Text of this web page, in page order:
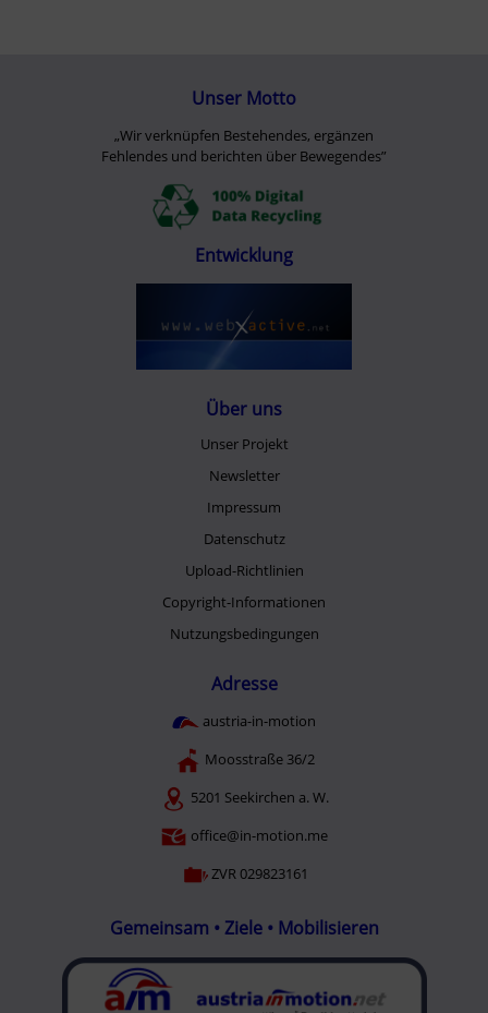
Unser Motto
„Wir verknüpfen Bestehendes, ergänzen
Fehlendes und berichten über Bewegendes”
Entwicklung
Über uns
Unser Projekt
Newsletter
Impressum
Datenschutz
Upload-Richtlinien
Copyright-Informationen
Nutzungsbedingungen
Adresse
austria-in-motion
Moosstraße 36/2
5201 Seekirchen a. W.
office@in-motion.me
ZVR 029823161
Gemeinsam • Ziele • Mobilisieren